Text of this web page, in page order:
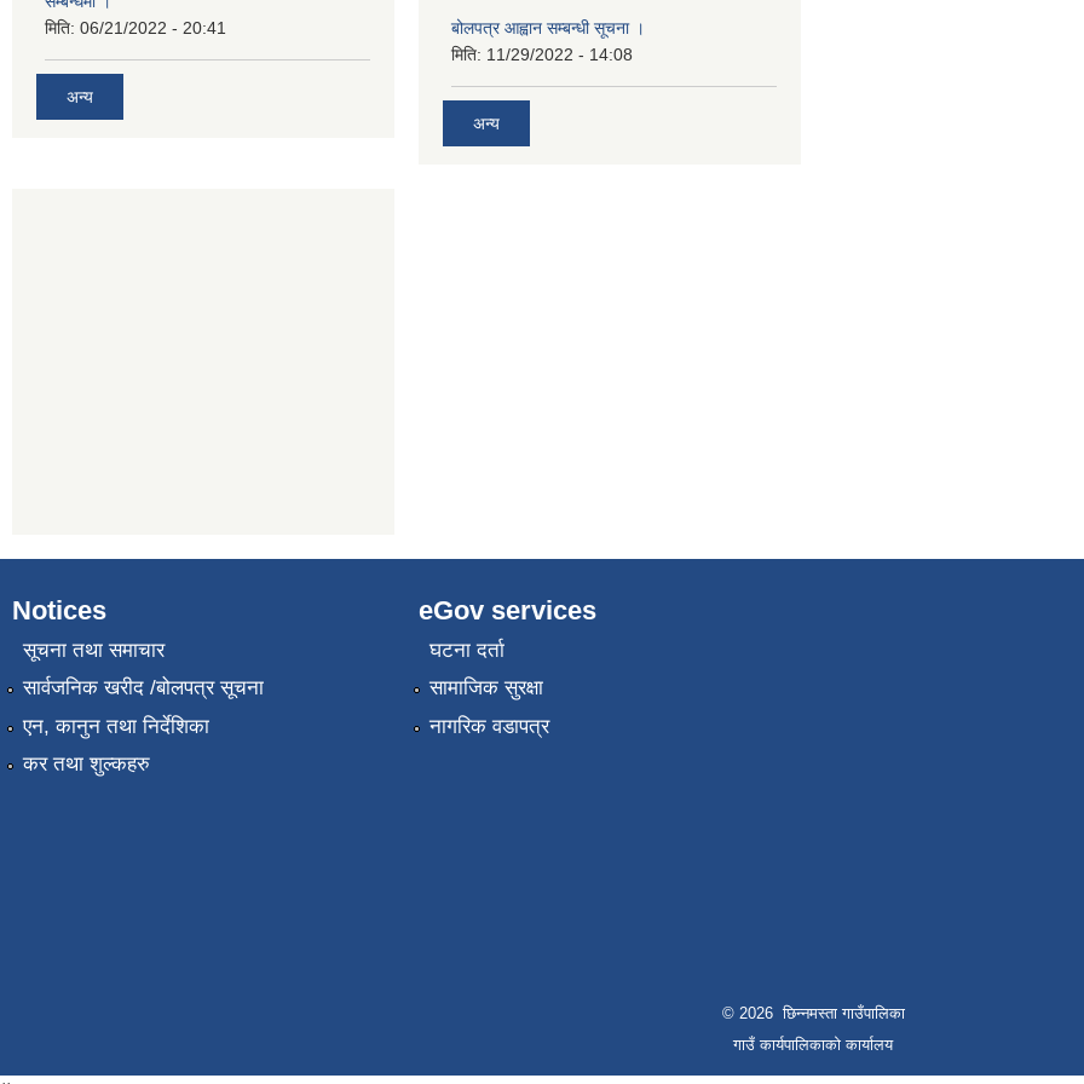
मिति: 06/21/2022 - 20:41
अन्य
बोलपत्र आह्वान सम्बन्धी सूचना ।
मिति: 11/29/2022 - 14:08
अन्य
Notices
सूचना तथा समाचार
सार्वजनिक खरीद /बोलपत्र सूचना
एन, कानुन तथा निर्देशिका
कर तथा शुल्कहरु
eGov services
घटना दर्ता
सामाजिक सुरक्षा
नागरिक वडापत्र
© 2026 छिन्नमस्ता गाउँपालिका
गाउँ कार्यपालिकाको कार्यालय